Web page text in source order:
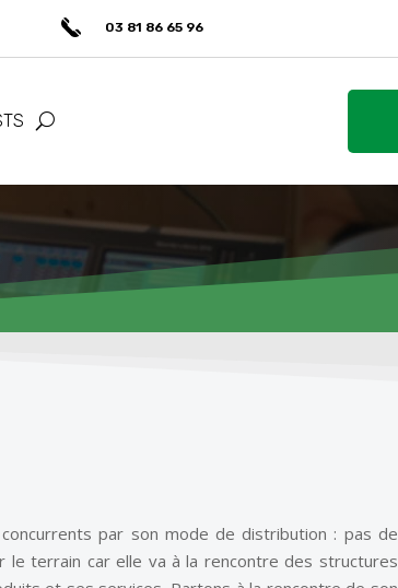
03 81 86 65 96
par son mode de distribution : pas de
le terrain car elle va à la rencontre des structures